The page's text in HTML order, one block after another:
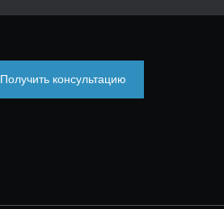
Получить консультацию